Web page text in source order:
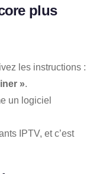
plus
les instructions :
».
un logiciel
IPTV, et c’est